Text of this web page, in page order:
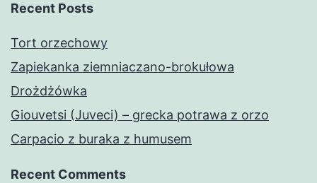
Recent Posts
Tort orzechowy
Zapiekanka ziemniaczano-brokułowa
Drożdżówka
Giouvetsi (Juveci) – grecka potrawa z orzo
Carpacio z buraka z humusem
Recent Comments